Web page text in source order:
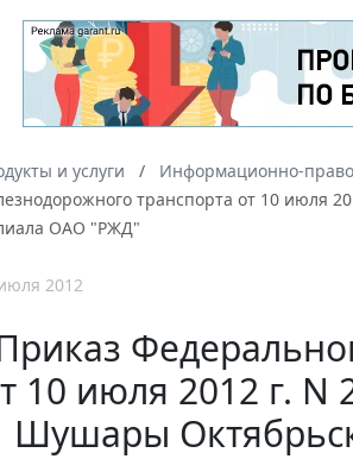
и услуги Информационно-
транспорта от 10 июля
ОАО "РЖД"
2012
10 июля 2012 г.
Шушары